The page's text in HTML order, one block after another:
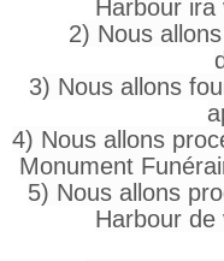
Harbour ira
2) Nous
3) Nous allons
4) Nous allons
Monument
5) Nous allons
Harbour de